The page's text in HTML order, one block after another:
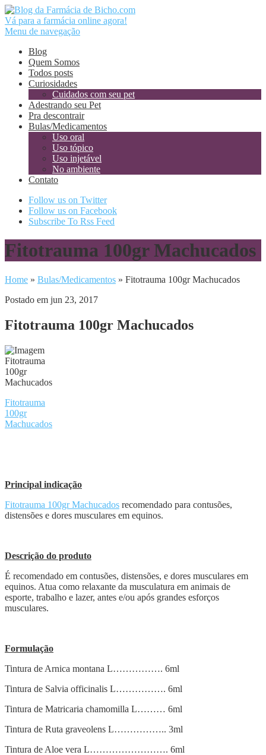
Vá para a farmácia online agora!
Menu de navegação
Blog
Quem Somos
Todos posts
Curiosidades
Cuidados com seu pet
Adestrando seu Pet
Pra descontrair
Bulas/Medicamentos
Uso oral
Uso tópico
Uso injetável
No ambiente
Contato
Follow us on Twitter
Follow us on Facebook
Subscribe To Rss Feed
Fitotrauma 100gr Machucados
Home » Bulas/Medicamentos » Fitotrauma 100gr Machucados
Postado em jun 23, 2017
Fitotrauma 100gr Machucados
Fitotrauma
100gr
Machucados
Principal indicação
Fitotrauma 100gr Machucados recomendado para contusões,
distensões e dores musculares em equinos.
Descrição do produto
É recomendado em contusões, distensões, e dores musculares em
equinos. Atua como relaxante da musculatura em animais de
esporte, trabalho e lazer, antes e/ou após grandes esforços
musculares.
Formulação
Tintura de Arnica montana L……………. 6ml
Tintura de Salvia officinalis L……………. 6ml
Tintura de Matricaria chamomilla L……… 6ml
Tintura de Ruta graveolens L…………….. 3ml
Tintura de Aloe vera L……………………. 6ml